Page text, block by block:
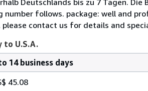
number follows. package: well and
please contact us for details and
to U.S.A.
14 business days
45.08